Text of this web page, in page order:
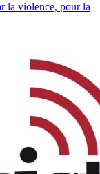
la violence, pour la